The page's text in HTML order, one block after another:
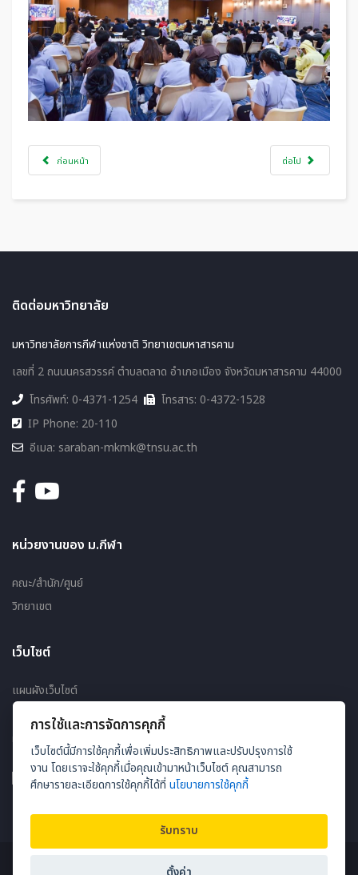
ก่อนหน้า ต่อไป
ติดต่อมหาวิทยาลัย
มหาวิทยาลัยการกีฬาแห่งชาติ วิทยาเขตมหาสารคาม
เลขที่ 2 ถนนนครสวรรค์ ตำบลตลาด อำเภอเมือง จังหวัดมหาสารคาม 44000
โทรศัพท์: 0-4371-1254
โทรสาร: 0-4372-1528
IP Phone: 20-110
อีเมล: saraban-mkmk@tnsu.ac.th
หน่วยงานของ ม.กีฬา
คณะ/สำนัก/ศูนย์
วิทยาเขต
เว็บไซต์
แผนผังเว็บไซต์
Thailand National Sports University Mahasarakham
การใช้และการจัดการคุกกี้
เว็บไซต์นี้มีการใช้คุกกี้เพื่อเพิ่มประสิทธิภาพและปรับปรุงการใช้
งาน โดยเราจะใช้คุกกี้เมื่อคุณเข้ามาหน้าเว็บไซต์ คุณสามารถ
ศึกษารายละเอียดการใช้คุกกี้ได้ที่นโยบายการใช้คุกกี้
รับทราบ